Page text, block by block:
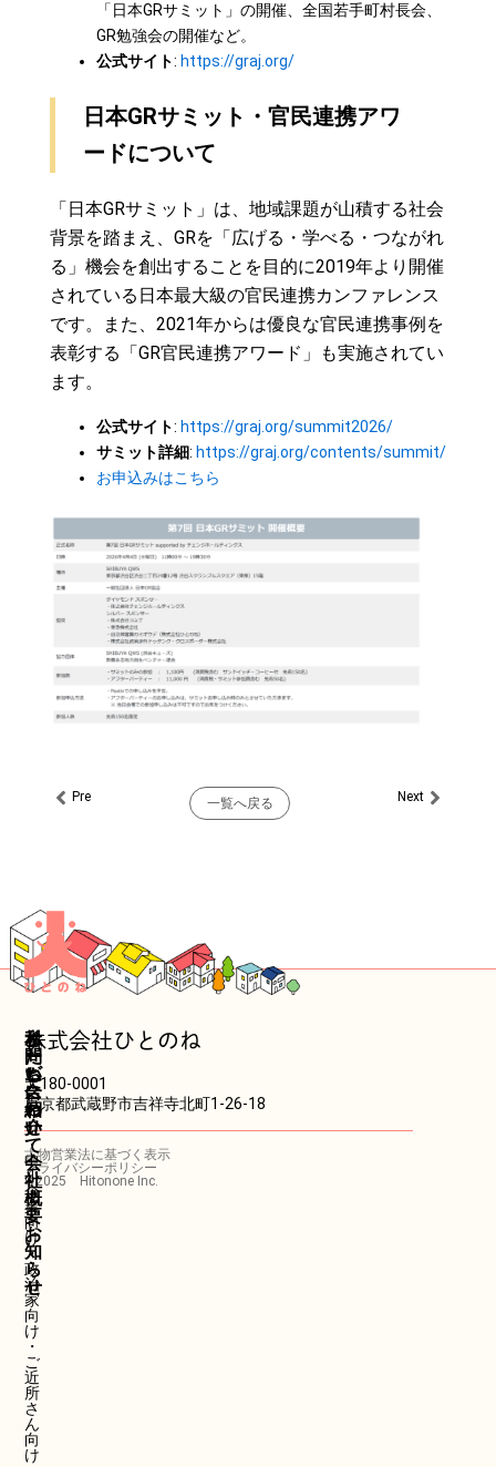
「日本GRサミット」の開催、全国若手町村長会、
GR勉強会の開催など。
公式サイト: https://graj.org/
日本GRサミット・官民連携アワ
ードについて
「日本GRサミット」は、地域課題が山積する社会
背景を踏まえ、GRを「広げる・学べる・つながれ
る」機会を創出することを目的に2019年より開催
されている日本最大級の官民連携カンファレンス
です。また、2021年からは優良な官民連携事例を
表彰する「GR官民連携アワード」も実施されてい
ます。
公式サイト: https://graj.org/summit2026/
サミット詳細: https://graj.org/contents/summit/
お申込みはこちら
Prev
Pre 一覧へ戻る NextNext
株式会社ひとのね
〒180-0001
東京都武蔵野市吉祥寺北町1-26-18
古物営業法に基づく表示
プライバシーポリシー
©2025 Hitonone Inc.
ホ
ー
ム
私
た
ち
に
つ
い
て
会
社
概
要
お
知
ら
せ
サ
ー
ビ
ス
紹
介
・
中
小
企
業
向
け
・
政
治
家
向
け
・
ご
近
所
さ
ん
向
け
お
問
い
合
わ
せ